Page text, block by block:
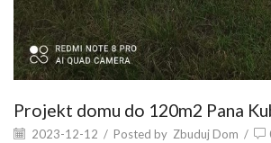
Projekt domu do 120m2 Pana
2023-12-12 / Posted by Zbuduj Dom /